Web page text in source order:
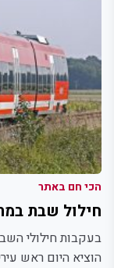
הכי חם באתר
חילול שבת
בעקבות חילולי
הוציא היום ראש